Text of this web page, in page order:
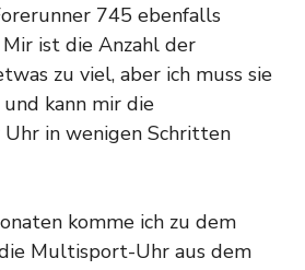
745 ebenfalls
ist die Anzahl der
zu viel, aber ich muss sie
kann mir die
in wenigen Schritten
komme ich zu dem
Multisport-Uhr aus dem